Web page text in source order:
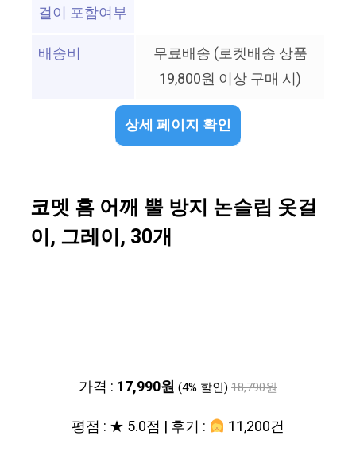
걸이 포함여부
배송비
무료배송 (로켓배송 상품
19,800원 이상 구매 시)
상세 페이지 확인
코멧 홈 어깨 뿔 방지 논슬립 옷걸
이, 그레이, 30개
가격 : 17,990원 (4% 할인) 18,790원
평점 : ★ 5.0점 | 후기 : 11,200건